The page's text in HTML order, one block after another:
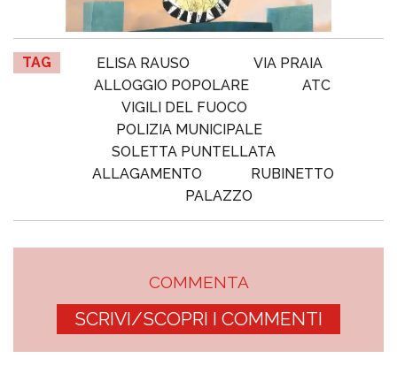
TAG ELISA RAUSO
VIA PRAIA
ALLOGGIO POPOLARE
ATC
VIGILI DEL FUOCO
POLIZIA MUNICIPALE
SOLETTA PUNTELLATA
ALLAGAMENTO
RUBINETTO
PALAZZO
COMMENTA
SCRIVI/SCOPRI I COMMENTI